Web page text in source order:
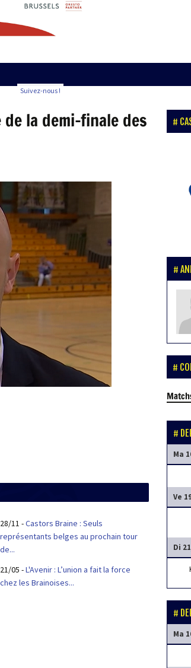
Suivez-nous !
de la demi-finale des
28/11 -Castors Braine : Seuls
représentants belges au prochain tour
de...
21/05 -L'Avenir : L’union a fait la force
chez les Brainoises...
Ma
Ve
Di
Ma